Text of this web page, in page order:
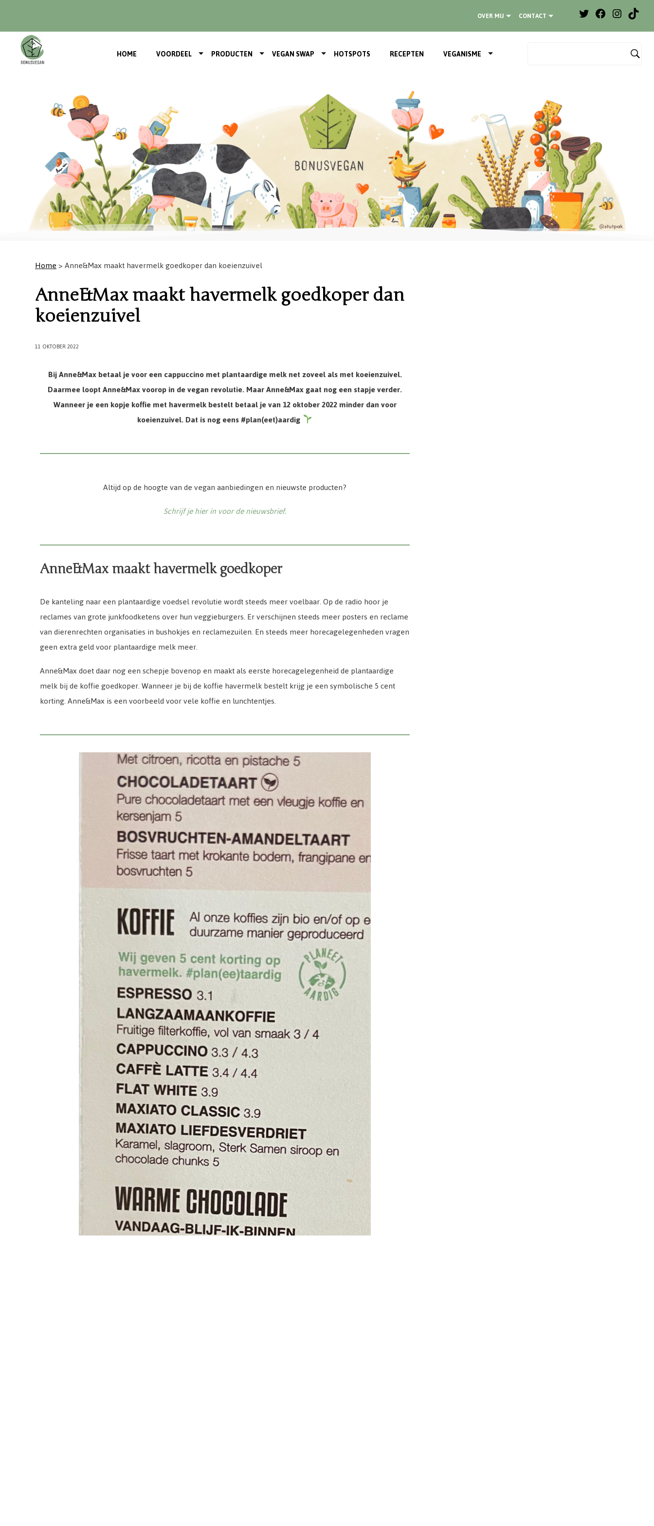
OVER MIJ CONTACT
HOME VOORDEEL PRODUCTEN VEGAN SWAP HOTSPOTS RECEPTEN VEGANISME
Home> Anne&Max maakt havermelk goedkoper dan koeienzuivel
Anne&Max maakt havermelk goedkoper dan
koeienzuivel
11 OKTOBER 2022
Bij Anne&Max betaal je voor een cappuccino met plantaardige melk net zoveel als met koeienzuivel.
Daarmee loopt Anne&Max voorop in de vegan revolutie. Maar Anne&Max gaat nog een stapje verder.
Wanneer je een kopje koffie met havermelk bestelt betaal je van 12 oktober 2022 minder dan voor
koeienzuivel. Dat is nog eens #plan(eet)aardig
Altijd op de hoogte van de vegan aanbiedingen en nieuwste producten?
Schrijf je hier in voor de nieuwsbrief.
Anne&Max maakt havermelk goedkoper
De kanteling naar een plantaardige voedsel revolutie wordt steeds meer voelbaar. Op de radio hoor je
reclames van grote junkfoodketens over hun veggieburgers. Er verschijnen steeds meer posters en reclame
van dierenrechten organisaties in bushokjes en reclamezuilen. En steeds meer horecagelegenheden vragen
geen extra geld voor plantaardige melk meer.
Anne&Max doet daar nog een schepje bovenop en maakt als eerste horecagelegenheid de plantaardige
melk bij de koffie goedkoper. Wanneer je bij de koffie havermelk bestelt krijg je een symbolische 5 cent
korting. Anne&Max is een voorbeeld voor vele koffie en lunchtentjes.